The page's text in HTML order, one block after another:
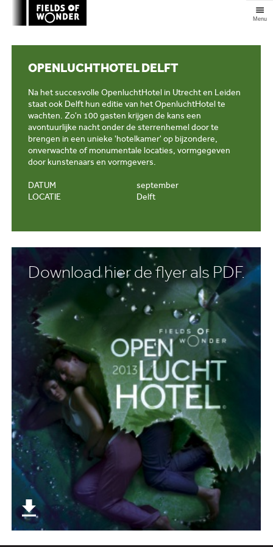
Download hier de flyer als PDF.
OPENLUCHTHOTEL DELFT
Na het succesvolle OpenluchtHotel in Utrecht en Leiden
staat ook Delft hun editie van het OpenluchtHotel te
wachten. Zo'n 100 gasten krijgen de kans een
avontuurlijke nacht onder de sterrenhemel door te
brengen in een unieke 'hotelkamer' op bijzondere,
onverwachte of monumentale locaties, vormgegeven
door kunstenaars en vormgevers.
DATUM
september
LOCATIE
Delft